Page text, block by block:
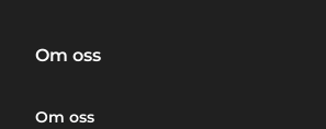
Om oss
Om oss